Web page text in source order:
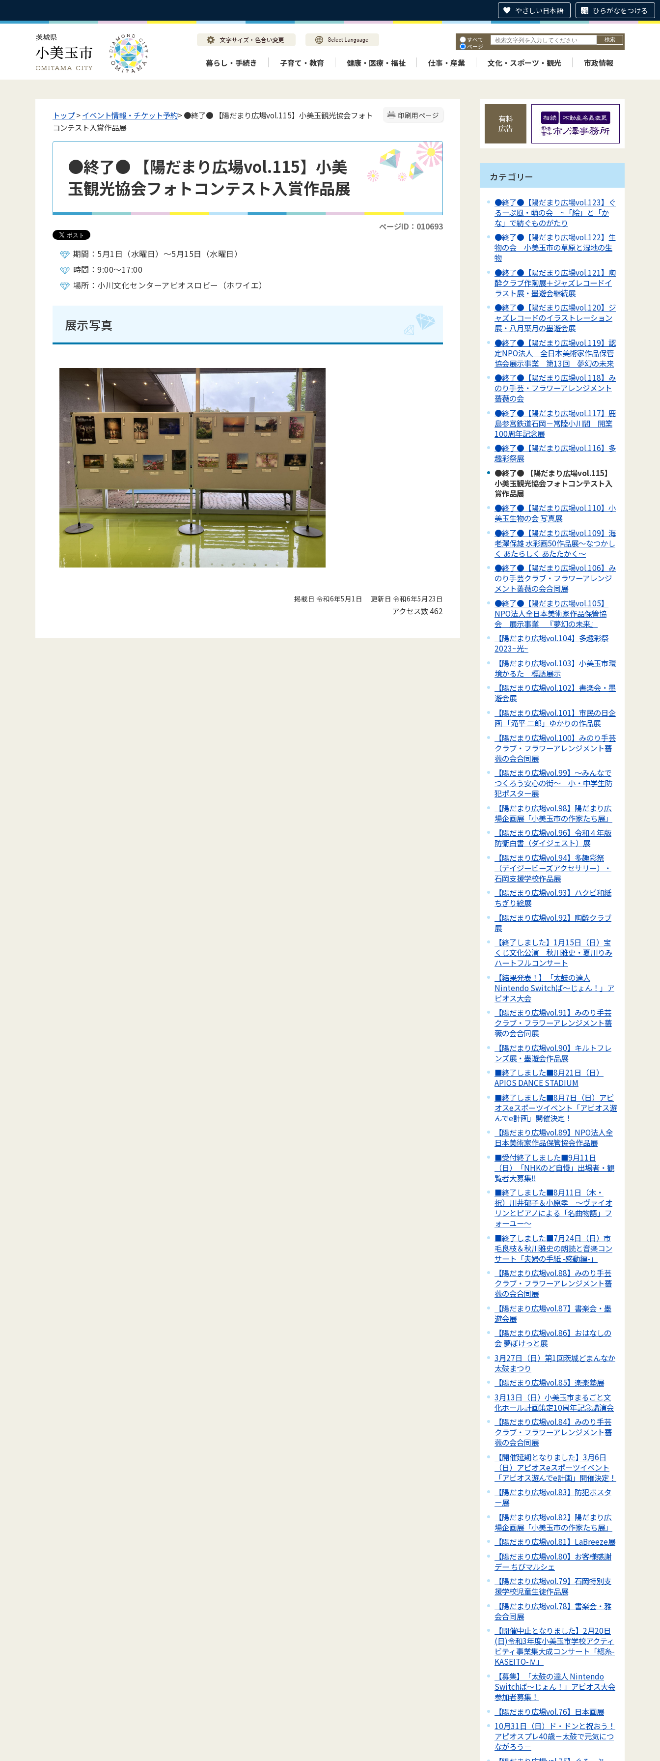
やさしい日本語 ひらがなをつける
すべて
ページ
暮らし・手続き 子育て・教育 健康・医療・福祉 仕事・産業 文化・スポーツ・観光 市政情報
印刷用ページ
トップ>イベント情報・チケット予約> ●終了● 【陽だまり広場vol.115】小美玉観光協会フォト
コンテスト入賞作品展
●終了● 【陽だまり広場vol.115】小美
玉観光協会フォトコンテスト入賞作品展
ページID：010693
期間：5月1日（水曜日）～5月15日（水曜日）
時間：9:00～17:00
場所：小川文化センターアピオスロビー（ホワイエ）
展示写真
掲載日 令和6年5月1日 更新日 令和6年5月23日
アクセス数462
有料
広告
カテゴリー
●終了●【陽だまり広場vol.123】ぐ
るーぷ風・萌の会 ~「絵」と「か
な」で紡ぐものがたり
●終了●【陽だまり広場vol.122】生
物の会 小美玉市の草原と湿地の生
物
●終了●【陽だまり広場vol.121】陶
酔クラブ作陶展＋ジャズレコードイ
ラスト展・墨遊会継続展
●終了●【陽だまり広場vol.120】ジ
ャズレコードのイラストレーション
展・八月葉月の墨遊会展
●終了●【陽だまり広場vol.119】認
定NPO法人 全日本美術家作品保管
協会展示事業 第13回 夢幻の未来
●終了●【陽だまり広場vol.118】み
のり手芸・フラワーアレンジメント
薔薇の会
●終了●【陽だまり広場vol.117】鹿
島参宮鉄道石岡－常陸小川間 開業
100周年記念展
●終了●【陽だまり広場vol.116】多
趣彩祭展
●終了● 【陽だまり広場vol.115】
小美玉観光協会フォトコンテスト入
賞作品展
●終了●【陽だまり広場vol.110】小
美玉生物の会 写真展
●終了●【陽だまり広場vol.109】海
老澤保雄 水彩画50作品展～なつかし
く あたらしく あたたかく～
●終了●【陽だまり広場vol.106】み
のり手芸クラブ・フラワーアレンジ
メント薔薇の会合同展
●終了●【陽だまり広場vol.105】
NPO法人全日本美術家作品保管協
会 展示事業 『夢幻の未来』
【陽だまり広場vol.104】多趣彩祭
2023~光~
【陽だまり広場vol.103】小美玉市環
境かるた 標語展示
【陽だまり広場vol.102】書楽会・墨
遊会展
【陽だまり広場vol.101】市民の日企
画 「滝平 二郎」ゆかりの作品展
【陽だまり広場vol.100】みのり手芸
クラブ・フラワーアレンジメント薔
薇の会合同展
【陽だまり広場vol.99】～みんなで
つくろう安心の街～ 小・中学生防
犯ポスター展
【陽だまり広場vol.98】陽だまり広
場企画展「小美玉市の作家たち展」
【陽だまり広場vol.96】令和４年版
防衛白書（ダイジェスト）展
【陽だまり広場vol.94】多趣彩祭
（デイジービーズアクセサリー）・
石岡支援学校作品展
【陽だまり広場vol.93】ハクビ和紙
ちぎり絵展
【陽だまり広場vol.92】陶酔クラブ
展
【終了しました】1月15日（日）宝
くじ文化公演 秋川雅史・夏川りみ
ハートフルコンサート
【結果発表！】「太鼓の達人
Nintendo Switchば～じょん！」ア
ピオス大会
【陽だまり広場vol.91】みのり手芸
クラブ・フラワーアレンジメント薔
薇の会合同展
【陽だまり広場vol.90】キルトフレ
ンズ展・墨遊会作品展
■終了しました■8月21日（日）
APIOS DANCE STADIUM
■終了しました■8月7日（日）アピ
オスeスポーツイベント「アピオス遊
んでe計画」開催決定！
【陽だまり広場vol.89】NPO法人全
日本美術家作品保管協会作品展
■受付終了しました■9月11日
（日）「NHKのど自慢」出場者・観
覧者大募集‼
■終了しました■8月11日（木・
祝）川井郁子＆小原孝 ～ヴァイオ
リンとピアノによる「名曲物語」フ
ォーユー～
■終了しました■7月24日（日）市
毛良枝＆秋川雅史の朗読と音楽コン
サート「夫婦の手紙 -感動編-」
【陽だまり広場vol.88】みのり手芸
クラブ・フラワーアレンジメント薔
薇の会合同展
【陽だまり広場vol.87】書楽会・墨
遊会展
【陽だまり広場vol.86】おはなしの
会 夢ぽけっと展
3月27日（日）第1回茨城どまんなか
太鼓まつり
【陽だまり広場vol.85】楽楽塾展
3月13日（日）小美玉市まるごと文
化ホール計画策定10周年記念講演会
【陽だまり広場vol.84】みのり手芸
クラブ・フラワーアレンジメント薔
薇の会合同展
【開催延期となりました】3月6日
（日）アピオスeスポーツイベント
「アピオス遊んでe計画」開催決定！
【陽だまり広場vol.83】防犯ポスタ
ー展
【陽だまり広場vol.82】陽だまり広
場企画展「小美玉市の作家たち展」
【陽だまり広場vol.81】LaBreeze展
【陽だまり広場vol.80】お客様感謝
デー ちびマルシェ
【陽だまり広場vol.79】石岡特別支
援学校児童生徒作品展
【陽だまり広場vol.78】書楽会・雅
会合同展
【開催中止となりました】2月20日
(日)令和3年度小美玉市学校アクティ
ビティ事業集大成コンサート「綛糸-
KASEITO-Ⅳ」
【募集】「太鼓の達人 Nintendo
Switchば～じょん！」アピオス大会
参加者募集！
【陽だまり広場vol.76】日本画展
10月31日（日）ド・ドンと祝おう！
アピオスプレ40歳－太鼓で元気につ
ながろう－